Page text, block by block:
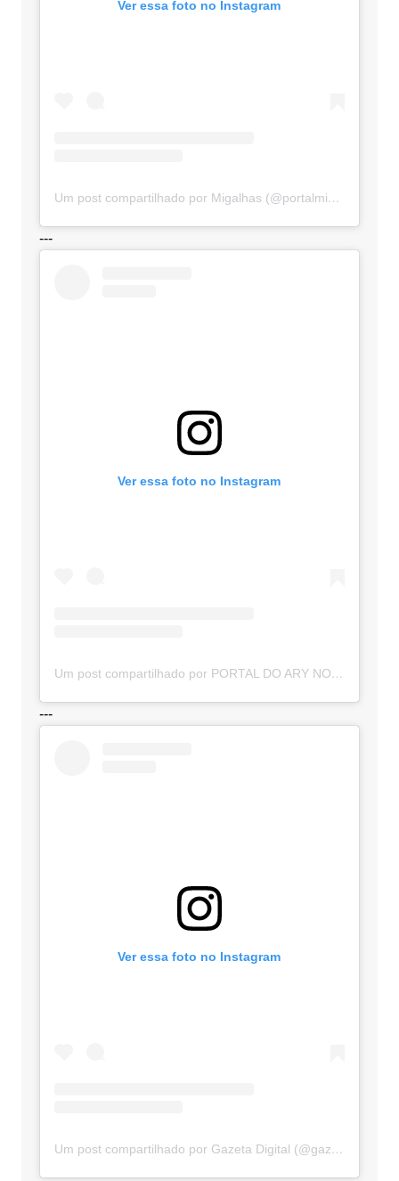
Ver essa foto no Instagram
Um post compartilhado por Migalhas (@portalmigalhas)
---
Ver essa foto no Instagram
Um post compartilhado por PORTAL DO ARY NOTÍCIAS (@portaldoarynoticias)
---
Ver essa foto no Instagram
Um post compartilhado por Gazeta Digital (@gazetadigital)